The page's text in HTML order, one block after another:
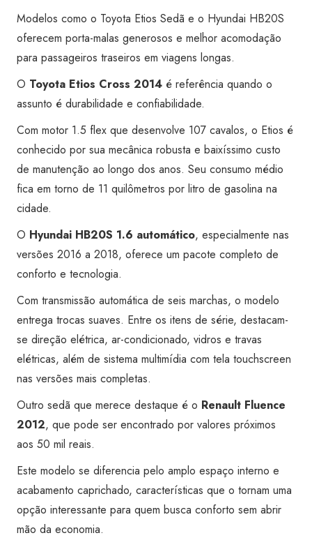
Modelos como o Toyota Etios Sedã e o Hyundai HB20S
oferecem porta-malas generosos e melhor acomodação
para passageiros traseiros em viagens longas.
O Toyota Etios Cross 2014 é referência quando o
assunto é durabilidade e confiabilidade.
Com motor 1.5 flex que desenvolve 107 cavalos, o Etios é
conhecido por sua mecânica robusta e baixíssimo custo
de manutenção ao longo dos anos. Seu consumo médio
fica em torno de 11 quilômetros por litro de gasolina na
cidade.
O Hyundai HB20S 1.6 automático, especialmente nas
versões 2016 a 2018, oferece um pacote completo de
conforto e tecnologia.
Com transmissão automática de seis marchas, o modelo
entrega trocas suaves. Entre os itens de série, destacam-
se direção elétrica, ar-condicionado, vidros e travas
elétricas, além de sistema multimídia com tela touchscreen
nas versões mais completas.
Outro sedã que merece destaque é o Renault Fluence
2012, que pode ser encontrado por valores próximos
aos 50 mil reais.
Este modelo se diferencia pelo amplo espaço interno e
acabamento caprichado, características que o tornam uma
opção interessante para quem busca conforto sem abrir
mão da economia.